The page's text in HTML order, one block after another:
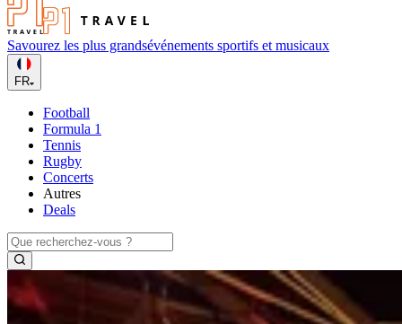
Savourez les plus grandsévénements sportifs et musicaux
FR
Football
Formula 1
Tennis
Rugby
Concerts
Autres
Deals